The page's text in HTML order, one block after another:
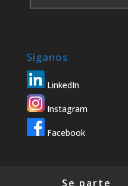
Síganos
LinkedIn
Instagram
Facebook
Se parte